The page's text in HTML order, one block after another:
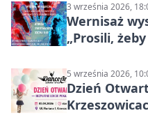
3 września 2026,
Wernisaż
„Prosili,
5 września 2026,
Dzień